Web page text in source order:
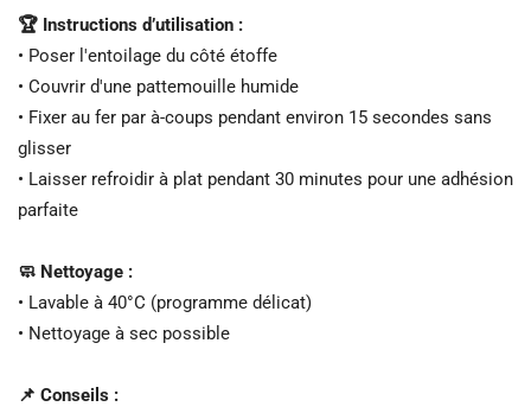
🏆 Instructions d’utilisation :
• Poser l'entoilage du côté étoffe
• Couvrir d'une pattemouille humide
• Fixer au fer par à-coups pendant environ 15 secondes sans
glisser
• Laisser refroidir à plat pendant 30 minutes pour une adhésion
parfaite
🧼 Nettoyage :
• Lavable à 40°C (programme délicat)
• Nettoyage à sec possible
📌 Conseils :